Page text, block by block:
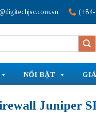
(+84-
NỔI BẬT
Juniper